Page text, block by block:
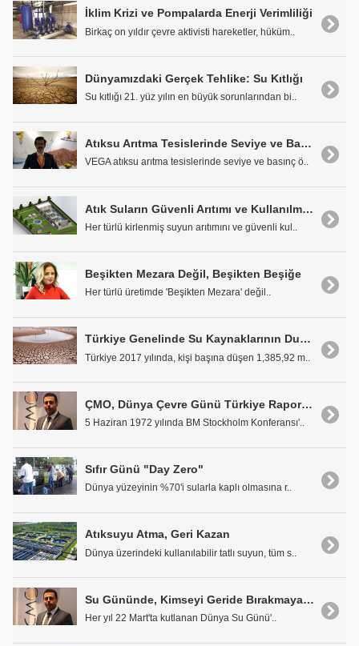
İklim Krizi ve Pompalarda Enerji Verimliliği
Birkaç on yıldır çevre aktivisti hareketler, hüküm..
Dünyamızdaki Gerçek Tehlike: Su Kıtlığı
Su kıtlığı 21. yüz yılın en büyük sorunlarından bi..
Atıksu Arıtma Tesislerinde Seviye ve Basınç Ölçümü
VEGA atıksu arıtma tesislerinde seviye ve basınç ö..
Atık Suların Güvenli Arıtımı ve Kullanılması Mümkündür
Her türlü kirlenmiş suyun arıtımını ve güvenli kul..
Beşikten Mezara Değil, Beşikten Beşiğe
Her türlü üretimde 'Beşikten Mezara' değil..
Türkiye Genelinde Su Kaynaklarının Durumu
Türkiye 2017 yılında, kişi başına düşen 1,385,92 m..
ÇMO, Dünya Çevre Günü Türkiye Raporu'nu Paylaştı
5 Haziran 1972 yılında BM Stockholm Konferansı'..
Sıfır Günü "Day Zero"
Dünya yüzeyinin %70'i sularla kaplı olmasına r..
Atıksuyu Atma, Geri Kazan
Dünya üzerindeki kullanılabilir tatlı suyun, tüm s..
Su Gününde, Kimseyi Geride Bırakmayalım
Her yıl 22 Mart'ta kutlanan Dünya Su Günü'..